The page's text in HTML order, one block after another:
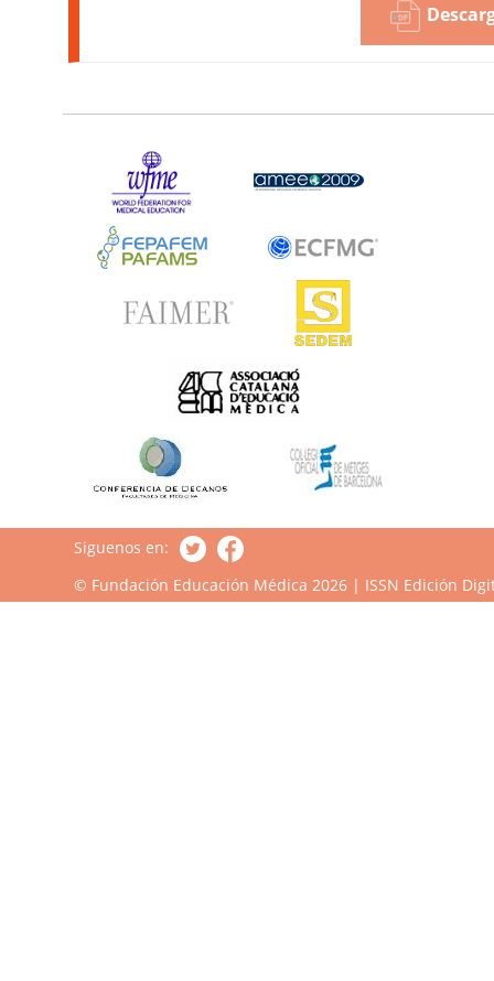
Siguenos en:
© Fundación Educación Médica 2026 | ISSN Edición